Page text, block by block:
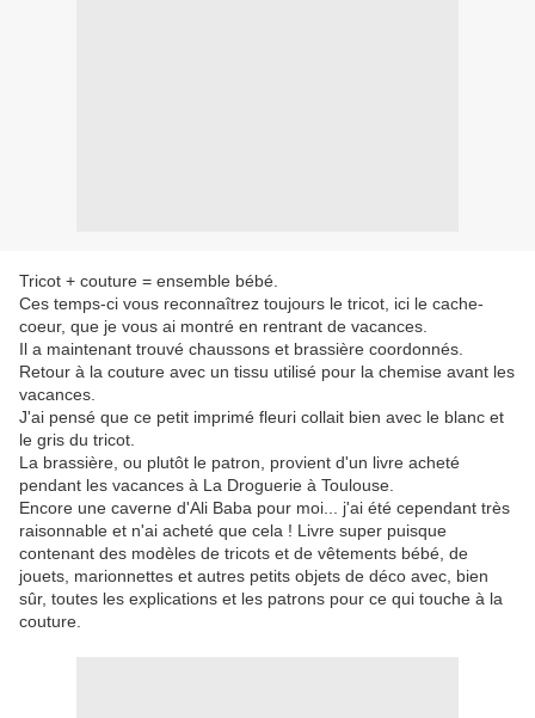
Tricot + couture = ensemble bébé.
Ces temps-ci vous reconnaîtrez toujours le tricot, ici le cache-
coeur, que je vous ai montré en rentrant de vacances.
Il a maintenant trouvé chaussons et brassière coordonnés.
Retour à la couture avec un tissu utilisé pour la chemise avant les
vacances.
J'ai pensé que ce petit imprimé fleuri collait bien avec le blanc et
le gris du tricot.
La brassière, ou plutôt le patron, provient d'un livre acheté
pendant les vacances à La Droguerie à Toulouse.
Encore une caverne d'Ali Baba pour moi... j'ai été cependant très
raisonnable et n'ai acheté que cela ! Livre super puisque
contenant des modèles de tricots et de vêtements bébé, de
jouets, marionnettes et autres petits objets de déco avec, bien
sûr, toutes les explications et les patrons pour ce qui touche à la
couture.